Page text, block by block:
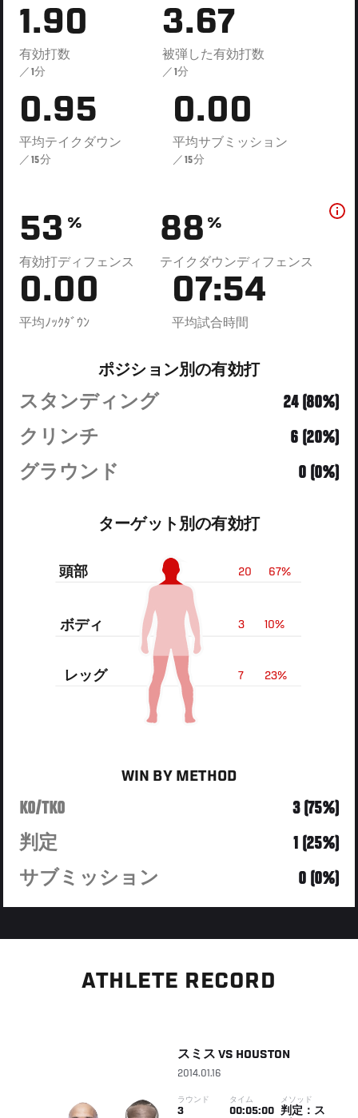
1.90
有効打数
／1分
3.67
被弾した有効打数
／1分
0.95
平均テイクダウン
／15分
0.00
平均サブミッション
／15分
53 %
有効打ディフェンス
88 %
テイクダウンディフェンス
0.00
平均ﾉｯｸﾀﾞｳﾝ
07:54
平均試合時間
ポジション別の有効打
スタンディング
24 (80%)
クリンチ
6 (20%)
グラウンド
0 (0%)
ターゲット別の有効打
67%
20
頭部
10%
3
ボディ
23%
7
レッグ
WIN BY METHOD
KO/TKO
3 (75%)
判定
1 (25%)
サブミッション
0 (0%)
ATHLETE RECORD
スミス VS HOUSTON
2014.01.16
ラウンド
3
タイム
00:05:00
メソッド
判定：ス